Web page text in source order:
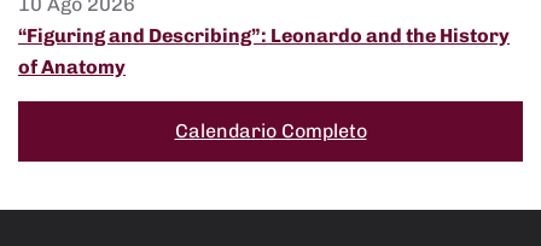
10 Ago 2026
“Figuring and Describing”: Leonardo and the History
of Anatomy
Calendario Completo